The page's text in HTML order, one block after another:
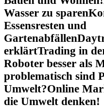
Wasser zu sparen
Essensresten und
Gartenabfällen
erklärtTrading in
Roboter besser als
problematisch sind
Umwelt?Online
die Umwelt denken!